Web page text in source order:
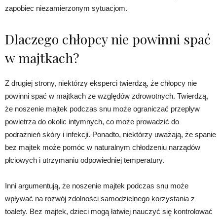
zapobiec niezamierzonym sytuacjom.
Dlaczego chłopcy nie powinni spać
w majtkach?
Z drugiej strony, niektórzy eksperci twierdzą, że chłopcy nie
powinni spać w majtkach ze względów zdrowotnych. Twierdzą,
że noszenie majtek podczas snu może ograniczać przepływ
powietrza do okolic intymnych, co może prowadzić do
podrażnień skóry i infekcji. Ponadto, niektórzy uważają, że spanie
bez majtek może pomóc w naturalnym chłodzeniu narządów
płciowych i utrzymaniu odpowiedniej temperatury.
Inni argumentują, że noszenie majtek podczas snu może
wpływać na rozwój zdolności samodzielnego korzystania z
toalety. Bez majtek, dzieci mogą łatwiej nauczyć się kontrolować